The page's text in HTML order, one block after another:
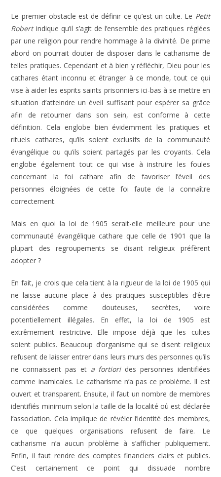
Le premier obstacle est de définir ce qu’est un culte. Le Petit
Robertindique qu’il s’agit de l’ensemble des pratiques réglées
par une religion pour rendre hommage à la divinité. De prime
abord on pourrait douter de disposer dans le catharisme de
telles pratiques. Cependant et à bien y réfléchir, Dieu pour les
cathares étant inconnu et étranger à ce monde, tout ce qui
vise à aider les esprits saints prisonniers ici-bas à se mettre en
situation d’atteindre un éveil suffisant pour espérer sa grâce
afin de retourner dans son sein, est conforme à cette
définition. Cela englobe bien évidemment les pratiques et
rituels cathares, qu’ils soient exclusifs de la communauté
évangélique ou qu’ils soient partagés par les croyants. Cela
englobe également tout ce qui vise à instruire les foules
concernant la foi cathare afin de favoriser l’éveil des
personnes éloignées de cette foi faute de la connaître
correctement.
Mais en quoi la loi de 1905 serait-elle meilleure pour une
communauté évangélique cathare que celle de 1901 que la
plupart des regroupements se disant religieux préfèrent
adopter ?
En fait, je crois que cela tient à la rigueur de la loi de 1905 qui
ne laisse aucune place à des pratiques susceptibles d’être
considérées comme douteuses, secrètes, voire
potentiellement illégales. En effet, la loi de 1905 est
extrêmement restrictive. Elle impose déjà que les cultes
soient publics. Beaucoup d’organisme qui se disent religieux
refusent de laisser entrer dans leurs murs des personnes qu’ils
ne connaissent pas et a fortiorides personnes identifiées
comme inamicales. Le catharisme n’a pas ce problème. Il est
ouvert et transparent. Ensuite, il faut un nombre de membres
identifiés minimum selon la taille de la localité où est déclarée
l’association. Cela implique de révéler l’identité des membres,
ce que quelques organisations refusent de faire. Le
catharisme n’a aucun problème à s’afficher publiquement.
Enfin, il faut rendre des comptes financiers clairs et publics.
C’est certainement ce point qui dissuade nombre